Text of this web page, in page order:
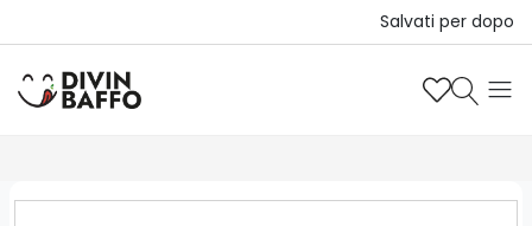
Salvati per dopo